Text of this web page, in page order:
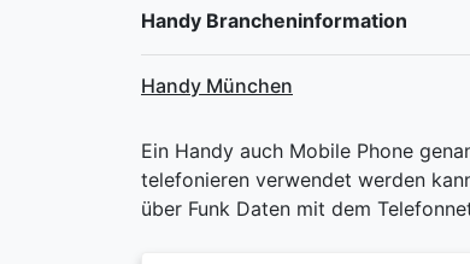
Handy Brancheninformation
Handy München
Ein Handy auch Mobile Phone
telefonieren verwendet werden
über Funk Daten mit dem